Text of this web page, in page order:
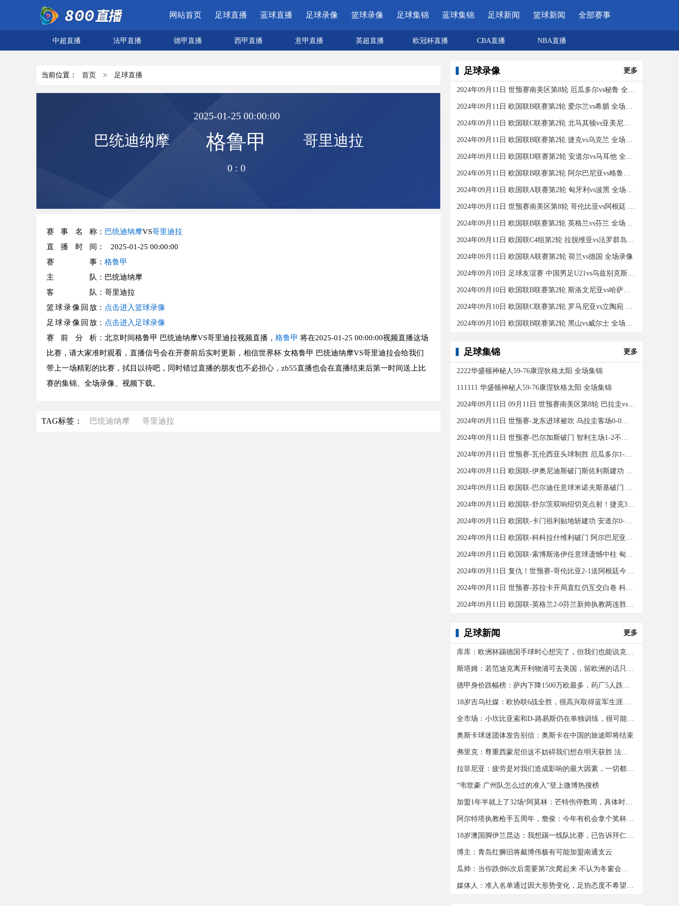
网站首页 足球直播 蓝球直播 足球录像 篮球录像 足球集锦 蓝球集锦 足球新闻 篮球新闻 全部赛事
中超直播 法甲直播 德甲直播 西甲直播 意甲直播 英超直播 欧冠杯直播 CBA直播 NBA直播
当前位置： 首页 > 足球直播
巴统迪纳摩
2025-01-25 00:00:00
格鲁甲
0 : 0
哥里迪拉
赛事名称 ： 巴统迪纳摩VS哥里迪拉
直播时间 ： 2025-01-25 00:00:00
赛事 ： 格鲁甲
主队 ：巴统迪纳摩
客队 ：哥里迪拉
篮球录像回放 ： 点击进入篮球录像
足球录像回放 ： 点击进入足球录像
赛前分析 ：北京时间格鲁甲 巴统迪纳摩VS哥里迪拉视频直播， 格鲁甲 将在2025-01-25 00:00:00视频直播这场
比赛，请大家准时观看，直播信号会在开赛前后实时更新，相信世界杯 女格鲁甲 巴统迪纳摩VS哥里迪拉会给我们
带上一场精彩的比赛，拭目以待吧，同时错过直播的朋友也不必担心，zb55直播也会在直播结束后第一时间送上比
赛的集锦、全场录像、视频下载。
TAG标签： 巴统迪纳摩 哥里迪拉
足球录像 更多
2024年09月11日 世预赛南美区第8轮 厄瓜多尔vs秘鲁 全场录像
2024年09月11日 欧国联B联赛第2轮 爱尔兰vs希腊 全场录像
2024年09月11日 欧国联C联赛第2轮 北马其顿vs亚美尼亚 全场录像
2024年09月11日 欧国联B联赛第2轮 捷克vs乌克兰 全场录像
2024年09月11日 欧国联D联赛第2轮 安道尔vs马耳他 全场录像
2024年09月11日 欧国联B联赛第2轮 阿尔巴尼亚vs格鲁吉亚 全场录像
2024年09月11日 欧国联A联赛第2轮 匈牙利vs波黑 全场录像
2024年09月11日 世预赛南美区第8轮 哥伦比亚vs阿根廷 全场录像
2024年09月11日 欧国联B联赛第2轮 英格兰vs芬兰 全场录像
2024年09月11日 欧国联C4组第2轮 拉脱维亚vs法罗群岛 全场录像
2024年09月11日 欧国联A联赛第2轮 荷兰vs德国 全场录像
2024年09月10日 足球友谊赛 中国男足U21vs乌兹别克斯坦U21 全场录像
2024年09月10日 欧国联B联赛第2轮 斯洛文尼亚vs哈萨克斯坦 全场录像
2024年09月10日 欧国联C联赛第2轮 罗马尼亚vs立陶宛 全场录像
2024年09月10日 欧国联B联赛第2轮 黑山vs威尔士 全场录像
足球集锦 更多
2222华盛顿神秘人59-76康涅狄格太阳 全场集锦
111111 华盛顿神秘人59-76康涅狄格太阳 全场集锦
2024年09月11日 09月11日 世预赛南美区第8轮 巴拉圭vs巴西 进球
2024年09月11日 世预赛-龙东进球被吹 乌拉圭客场0-0闷平委内瑞拉
2024年09月11日 世预赛-巴尔加斯破门 智利主场1-2不敌玻利维亚
2024年09月11日 世预赛-瓦伦西亚头球制胜 厄瓜多尔1-0秘鲁
2024年09月11日 欧国联-伊奥尼迪斯破门斯佐利斯建功 爱尔兰0-2希腊
2024年09月11日 欧国联-巴尔迪任意球米诺夫斯基破门 十人北马其顿2-0亚美尼亚
2024年09月11日 欧国联-舒尔茨双响绍切克点射！捷克3-2险胜乌克兰
2024年09月11日 欧国联-卡门祖利贴地斩建功 安道尔0-1马耳他
2024年09月11日 欧国联-科科拉什维利破门 阿尔巴尼亚0-1格鲁吉亚
2024年09月11日 欧国联-索博斯洛伊任意球遗憾中柱 匈牙利0-0战平波黑
2024年09月11日 复仇！世预赛-哥伦比亚2-1送阿根廷今年首败 J罗传射奥塔门迪送点
2024年09月11日 世预赛-苏拉卡开局直红仍互交白卷 科威特0-0伊拉克
2024年09月11日 欧国联-英格兰2-0芬兰新帅执教两连胜 凯恩百场里程碑双响
足球新闻 更多
库库：欧洲杯踢德国手球时心想完了，但我们也能说克罗斯应被罚下
斯塔姆：若范迪克离开利物浦可去美国，留欧洲的话只有皇马可行
德甲身价跌幅榜：萨内下降1500万欧最多，药厂5人跌幅超500万欧
18岁吉乌社媒：欧协联6战全胜，很高兴取得蓝军生涯首个帽子戏法
全市场：小坎比亚索和D-路易斯仍在单独训练，很可能缺战蒙扎
奥斯卡球迷团体发告别信：奥斯卡在中国的旅途即将结束
弗里克：尊重西蒙尼但这不妨碍我们想在明天获胜 法蒂可以出战
拉菲尼亚：疲劳是对我们造成影响的最大因素，一切都会过去
“韦世豪 广州队怎么过的准入”登上微博热搜榜
加盟1年半就上了32场!阿莫林：芒特伤停数周，具体时间我也不知道
阿尔特塔执教枪手五周年，詹俊：今年有机会拿个奖杯么 ​​​
18岁澳国脚伊兰昆达：我想踢一线队比赛，已告诉拜仁希望被外租
博主：青岛红狮旧将戴博伟极有可能加盟南通支云
瓜帅：当你跌倒6次后需要第7次爬起来 不认为冬窗会有人离队
媒体人：准入名单通过因大形势变化，足协态度不希望球队解散